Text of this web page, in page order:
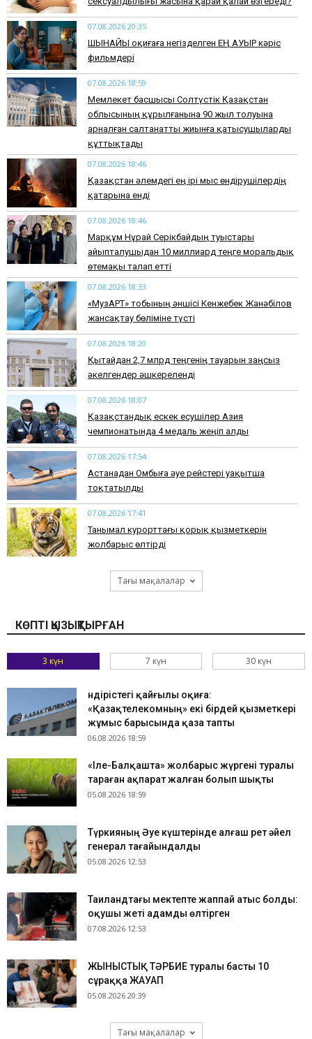
07.08.2026 20:35
​ШЫНАЙЫ оқиғаға негізделген ЕҢ АУЫР кәріс
фильмдері
07.08.2026 18:59
Мемлекет басшысы Солтүстік Қазақстан
облысының құрылғанына 90 жыл толуына
арналған салтанатты жиынға қатысушыларды
құттықтады
07.08.2026 18:46
Қазақстан әлемдегі ең ірі мыс өндірушілердің
қатарына енді
07.08.2026 18:46
Марқұм Нұрай Серікбайдың туыстары
айыпталушыдан 10 миллиард теңге моральдық
өтемақы талап етті
07.08.2026 18:33
«МузАРТ» тобының әншісі Кенжебек Жанәбілов
жансақтау бөліміне түсті
07.08.2026 18:20
Қытайдан 2,7 млрд теңгенің тауарын заңсыз
әкелгендер әшкереленді
07.08.2026 18:07
Қазақстандық ескек есушілер Азия
чемпионатында 4 медаль жеңіп алды
07.08.2026 17:54
Астанадан Омбыға әуе рейстері уақытша
тоқтатылды
07.08.2026 17:41
​Танымал курорттағы қорық қызметкерін
жолбарыс өлтірді
Тағы мақалалар
КӨПТІ ҚЫЗЫҚТЫРҒАН
3 күн 7 күн 30 күн
Өндірістегі қайғылы оқиға:
«Қазақтелекомның» екі бірдей қызметкері
жұмыс барысында қаза тапты
06.08.2026 18:59
«Іле-Балқашта» жолбарыс жүргені туралы
тараған ақпарат жалған болып шықты
05.08.2026 18:59
Түркияның Әуе күштерінде алғаш рет әйел
генерал тағайындалды
05.08.2026 12:53
Таиландтағы мектепте жаппай атыс болды:
оқушы жеті адамды өлтірген
07.08.2026 12:53
ЖЫНЫСТЫҚ ТӘРБИЕ туралы басты 10
сұраққа ЖАУАП
05.08.2026 20:39
Тағы мақалалар